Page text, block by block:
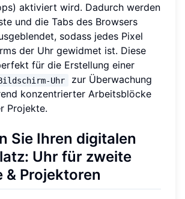
aktiviert wird. Dadurch werden
und die Tabs des Browsers
sodass jedes Pixel
der Uhr gewidmet ist. Diese
für die Erstellung einer
Uhr
zur Überwachung
konzentrierter Arbeitsblöcke
Projekte.
Sie Ihren digitalen
Uhr für zweite
& Projektoren